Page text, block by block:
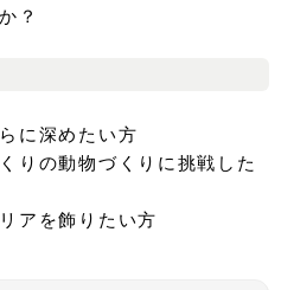
？
に深めたい方
りの動物づくりに挑戦した
アを飾りたい方